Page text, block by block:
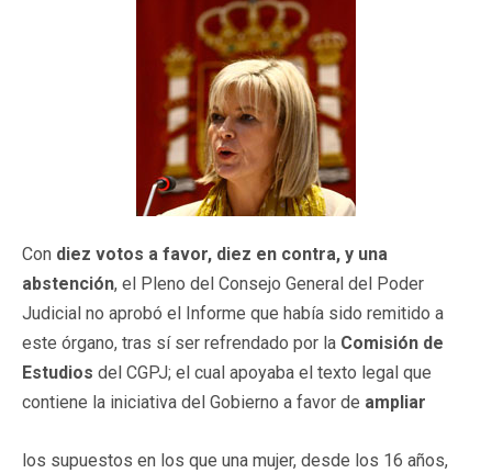
Con diez votos a favor, diez en contra, y una
abstención, el Pleno del Consejo General del Poder
Judicial no aprobó el Informe que había sido remitido a
este órgano, tras sí ser refrendado por la Comisión de
Estudios del CGPJ; el cual apoyaba el texto legal que
contiene la iniciativa del Gobierno a favor de ampliar
los supuestos en los que una mujer, desde los 16 años,